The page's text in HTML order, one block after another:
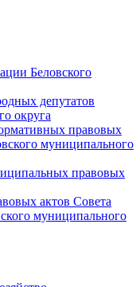
Беловского
депутатов
округа
правовых
муниципального
правовых
актов Совета
муниципального